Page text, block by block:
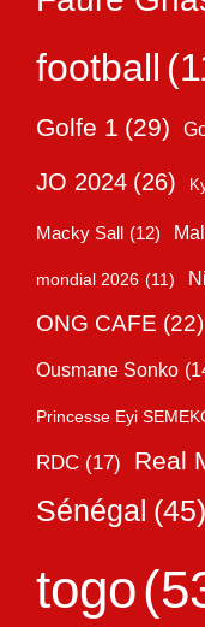
football
Golfe 1 (29)
JO 2024 (26)
Macky Sall (12)
mondial 2026 (11)
ONG CAFE (22)
Ousmane Sonko
Princesse Eyi
RDC (17) Real
Sénégal (45)
togo